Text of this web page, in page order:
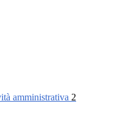
amministrativa 2